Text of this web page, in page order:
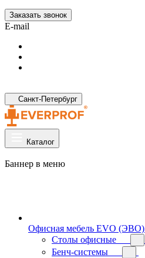
Заказать звонок
E-mail
Санкт-Петербург
Каталог
Баннер в меню
Офисная мебель EVO (ЭВО)
Cтолы офисные
Бенч-системы